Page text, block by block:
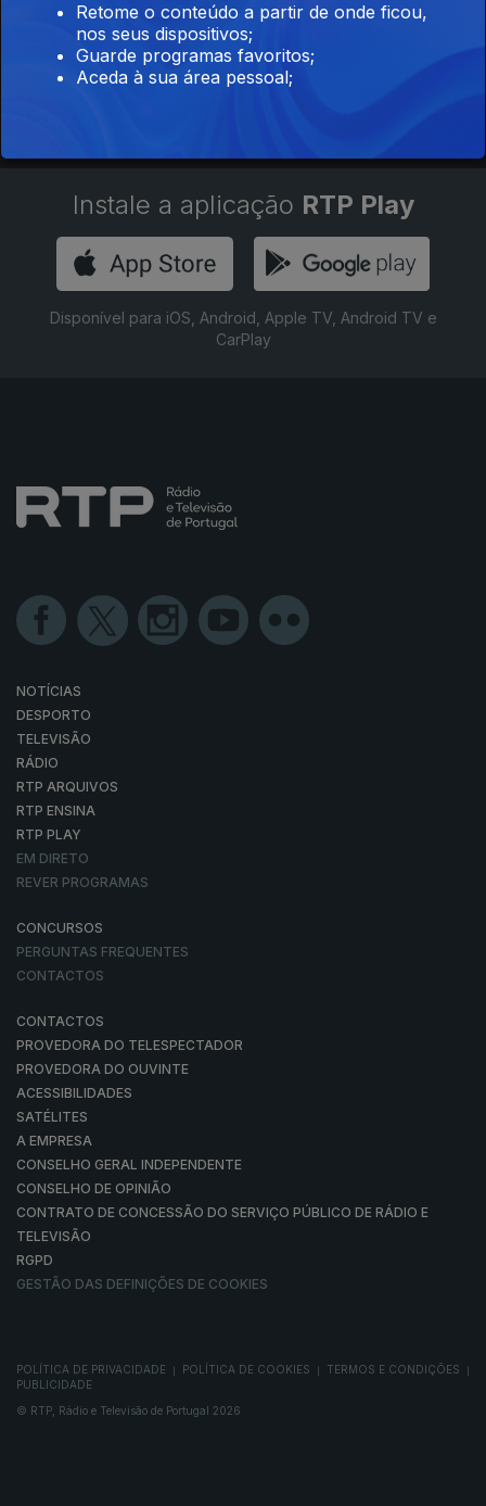
Instale a aplicação RTP Play
Disponível para iOS, Android, Apple TV, Android TV e
CarPlay
NOTÍCIAS
DESPORTO
TELEVISÃO
RÁDIO
RTP ARQUIVOS
RTP ENSINA
RTP PLAY
EM DIRETO
REVER PROGRAMAS
CONCURSOS
PERGUNTAS FREQUENTES
CONTACTOS
CONTACTOS
PROVEDORA DO TELESPECTADOR
PROVEDORA DO OUVINTE
ACESSIBILIDADES
SATÉLITES
A EMPRESA
CONSELHO GERAL INDEPENDENTE
CONSELHO DE OPINIÃO
CONTRATO DE CONCESSÃO DO SERVIÇO PÚBLICO DE RÁDIO E
TELEVISÃO
RGPD
GESTÃO DAS DEFINIÇÕES DE COOKIES
POLÍTICA DE PRIVACIDADE POLÍTICA DE COOKIES TERMOS E CONDIÇÕES
PUBLICIDADE
© RTP, Rádio e Televisão de Portugal 2026
Retome o conteúdo a partir de onde ficou,
nos seus dispositivos;
Guarde programas favoritos;
Aceda à sua área pessoal;